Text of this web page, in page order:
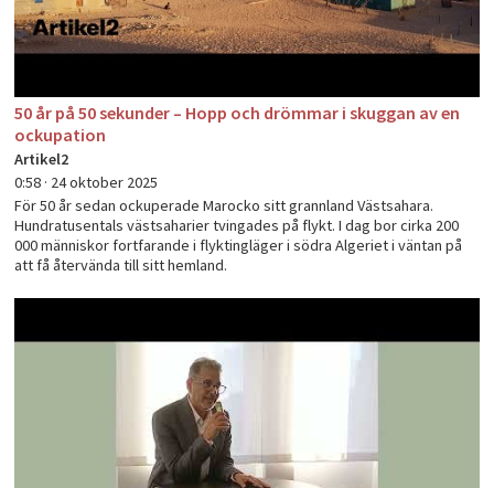
50 år på 50 sekunder – Hopp och drömmar i skuggan av en
ockupation
Artikel2
0:58 · 24 oktober 2025
För 50 år sedan ockuperade Marocko sitt grannland Västsahara.
Hundratusentals västsaharier tvingades på flykt. I dag bor cirka 200
000 människor fortfarande i flyktingläger i södra Algeriet i väntan på
att få återvända till sitt hemland.